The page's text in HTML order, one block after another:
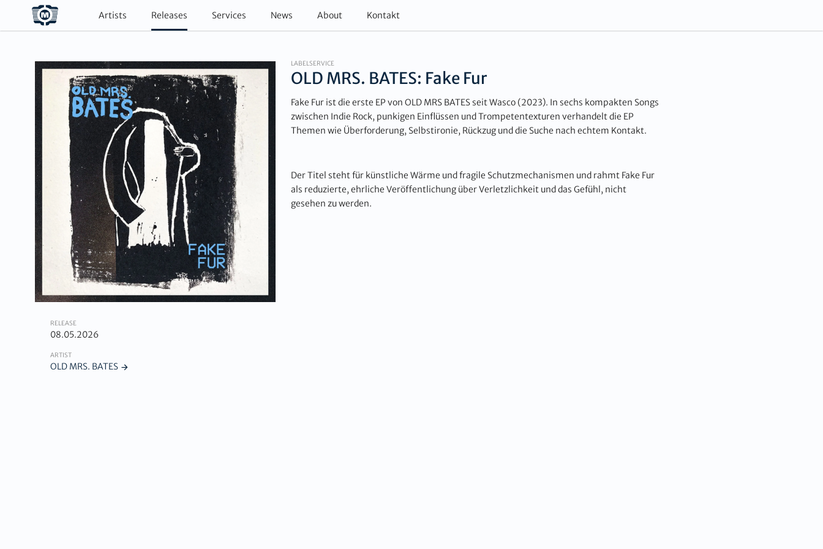
Artists Releases Services News About Kontakt
RELEASE
08.05.2026
ARTIST
OLD MRS. BATES
LABELSERVICE
OLD MRS. BATES: Fake Fur
Fake Fur ist die erste EP von OLD MRS BATES seit Wasco (2023). In sechs kompakten Songs
zwischen Indie Rock, punkigen Einflüssen und Trompetentexturen verhandelt die EP
Themen wie Überforderung, Selbstironie, Rückzug und die Suche nach echtem Kontakt.
Der Titel steht für künstliche Wärme und fragile Schutzmechanismen und rahmt Fake Fur
als reduzierte, ehrliche Veröffentlichung über Verletzlichkeit und das Gefühl, nicht
gesehen zu werden.